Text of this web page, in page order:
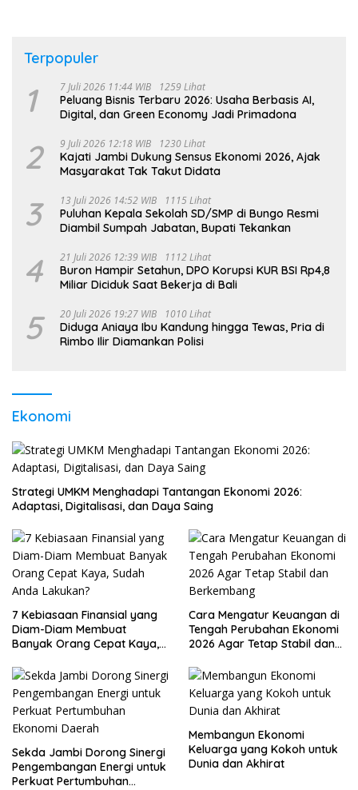
Terpopuler
1 7 Juli 2026 11:44 WIB 1259 Lihat
Peluang Bisnis Terbaru 2026: Usaha Berbasis AI,
Digital, dan Green Economy Jadi Primadona
2 9 Juli 2026 12:18 WIB 1230 Lihat
Kajati Jambi Dukung Sensus Ekonomi 2026, Ajak
Masyarakat Tak Takut Didata
3 13 Juli 2026 14:52 WIB 1115 Lihat
Puluhan Kepala Sekolah SD/SMP di Bungo Resmi
Diambil Sumpah Jabatan, Bupati Tekankan
4 21 Juli 2026 12:39 WIB 1112 Lihat
Buron Hampir Setahun, DPO Korupsi KUR BSI Rp4,8
Miliar Diciduk Saat Bekerja di Bali
5 20 Juli 2026 19:27 WIB 1010 Lihat
Diduga Aniaya Ibu Kandung hingga Tewas, Pria di
Rimbo Ilir Diamankan Polisi
Ekonomi
Strategi UMKM Menghadapi Tantangan Ekonomi 2026:
Adaptasi, Digitalisasi, dan Daya Saing
7 Kebiasaan Finansial yang
Diam-Diam Membuat
Banyak Orang Cepat Kaya,
Cara Mengatur Keuangan di
Tengah Perubahan Ekonomi
2026 Agar Tetap Stabil dan
Sekda Jambi Dorong Sinergi
Pengembangan Energi untuk
Perkuat Pertumbuhan
Membangun Ekonomi
Keluarga yang Kokoh untuk
Dunia dan Akhirat